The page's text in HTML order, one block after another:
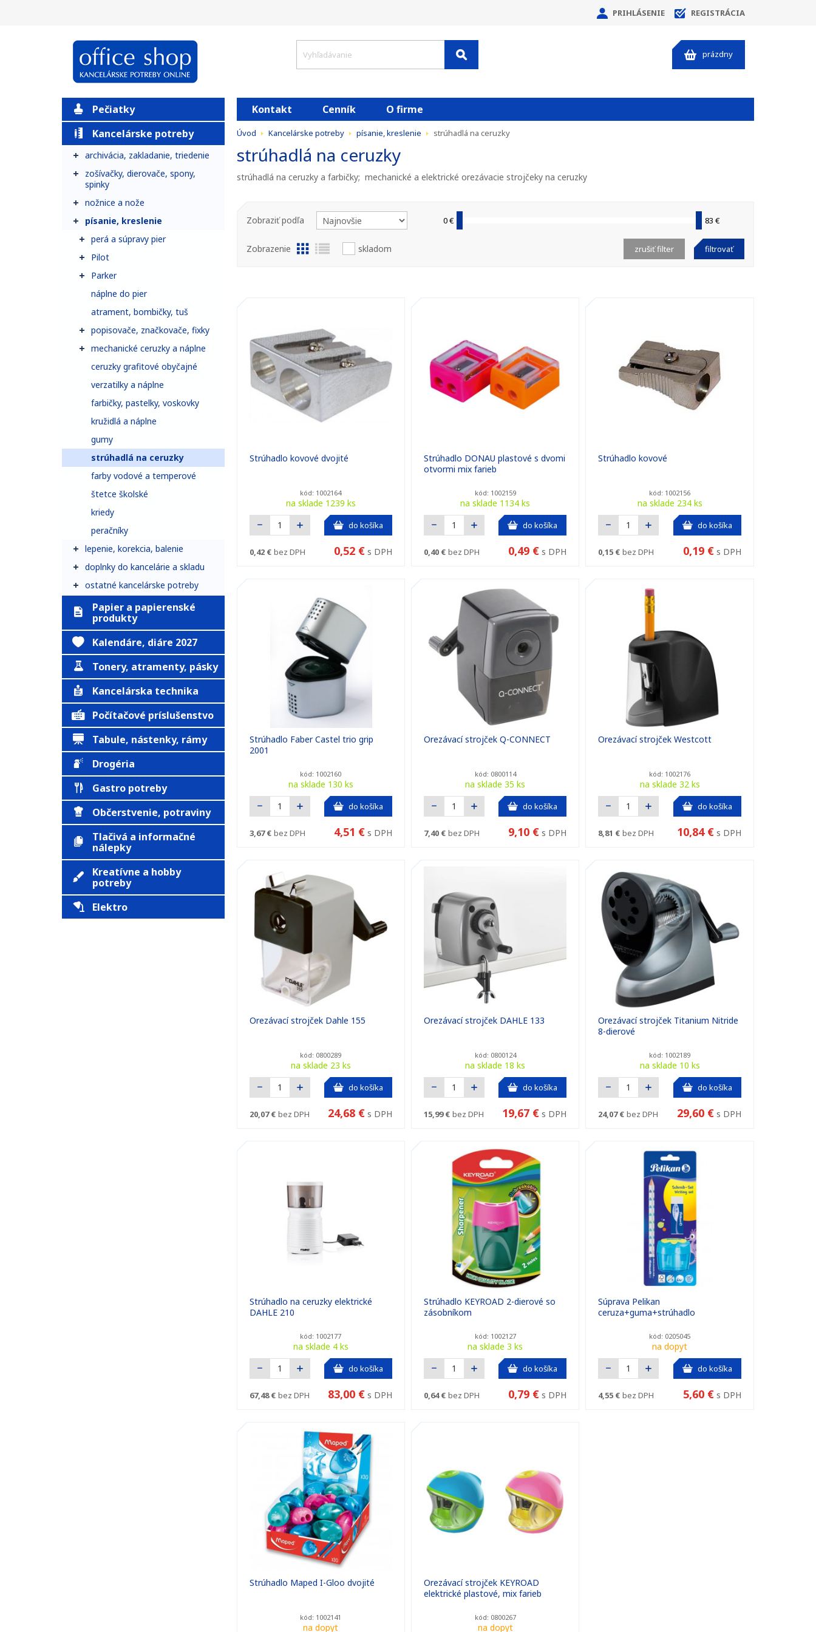
PRIHLÁSENIE REGISTRÁCIA
prázdny
Pečiatky
Kancelárske potreby
archivácia, zakladanie, triedenie
zošívačky, dierovače, spony,
spinky
nožnice a nože
písanie, kreslenie
perá a súpravy pier
Pilot
Parker
náplne do pier
atrament, bombičky, tuš
popisovače, značkovače, fixky
mechanické ceruzky a náplne
ceruzky grafitové obyčajné
verzatilky a náplne
farbičky, pastelky, voskovky
kružidlá a náplne
gumy
strúhadlá na ceruzky
farby vodové a temperové
štetce školské
kriedy
peračníky
lepenie, korekcia, balenie
doplnky do kancelárie a skladu
ostatné kancelárske potreby
Papier a papierenské
produkty
Kalendáre, diáre 2027
Tonery, atramenty, pásky
Kancelárska technika
Počítačové príslušenstvo
Tabule, nástenky, rámy
Drogéria
Gastro potreby
Občerstvenie, potraviny
Tlačivá a informačné
nálepky
Kreatívne a hobby
potreby
Elektro
Kontakt Cenník O firme
Úvod Kancelárske potreby písanie, kreslenie strúhadlá na ceruzky
strúhadlá na ceruzky
strúhadlá na ceruzky a farbičky; mechanické a elektrické orezávacie strojčeky na ceruzky
0 € 83 €
Zobrazenie skladom filtrovať
zrušiť filter
Zobraziť podľa
Strúhadlo kovové dvojité
kód: 1002164
na sklade 1239 ks
do košíka
0,42 € bez DPH 0,52 € s DPH
Strúhadlo DONAU plastové s dvomi
otvormi mix farieb
kód: 1002159
na sklade 1134 ks
do košíka
0,40 € bez DPH 0,49 € s DPH
Strúhadlo kovové
kód: 1002156
na sklade 234 ks
do košíka
0,15 € bez DPH 0,19 € s DPH
Strúhadlo Faber Castel trio grip
2001
kód: 1002160
na sklade 130 ks
do košíka
3,67 € bez DPH 4,51 € s DPH
Orezávací strojček Q-CONNECT
kód: 0800114
na sklade 35 ks
do košíka
7,40 € bez DPH 9,10 € s DPH
Orezávací strojček Westcott
kód: 1002176
na sklade 32 ks
do košíka
8,81 € bez DPH 10,84 € s DPH
Orezávací strojček Dahle 155
kód: 0800289
na sklade 23 ks
do košíka
20,07 € bez DPH 24,68 € s DPH
Orezávací strojček DAHLE 133
kód: 0800124
na sklade 18 ks
do košíka
15,99 € bez DPH 19,67 € s DPH
Orezávací strojček Titanium Nitride
8-dierové
kód: 1002189
na sklade 10 ks
do košíka
24,07 € bez DPH 29,60 € s DPH
Strúhadlo na ceruzky elektrické
DAHLE 210
kód: 1002177
na sklade 4 ks
do košíka
67,48 € bez DPH 83,00 € s DPH
Strúhadlo KEYROAD 2-dierové so
zásobníkom
kód: 1002127
na sklade 3 ks
do košíka
0,64 € bez DPH 0,79 € s DPH
Súprava Pelikan
ceruza+guma+strúhadlo
kód: 0205045
na dopyt
do košíka
4,55 € bez DPH 5,60 € s DPH
Strúhadlo Maped I-Gloo dvojité
kód: 1002141
na dopyt
Orezávací strojček KEYROAD
elektrické plastové, mix farieb
kód: 0800267
na dopyt